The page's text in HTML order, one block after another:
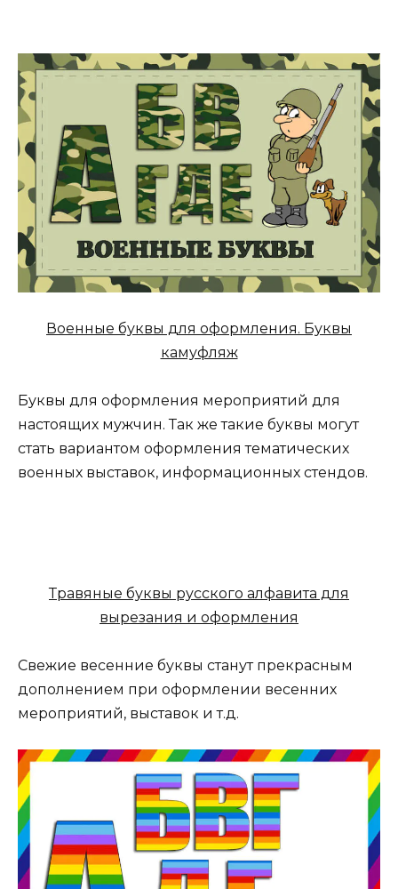
Военные буквы для оформления. Буквы
камуфляж
Буквы для оформления мероприятий для
настоящих мужчин. Так же такие буквы могут
стать вариантом оформления тематических
военных выставок, информационных стендов.
Травяные буквы русского алфавита для
вырезания и оформления
Свежие весенние буквы станут прекрасным
дополнением при оформлении весенних
мероприятий, выставок и т.д.